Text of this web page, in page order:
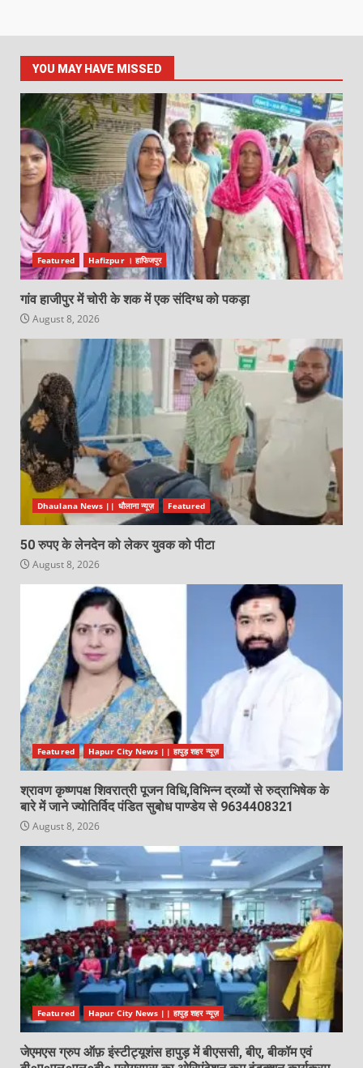
YOU MAY HAVE MISSED
Featured Hafizpur । हाफिजपुर
गांव हाजीपुर में चोरी के शक में एक संदिग्ध को पकड़ा
August 8, 2026
Dhaulana News || धौलाना न्यूज़ Featured
50 रुपए के लेनदेन को लेकर युवक को पीटा
August 8, 2026
Featured Hapur City News || हापुड़ शहर न्यूज़
श्रावण कृष्णपक्ष शिवरात्री पूजन विधि,विभिन्न द्रव्यों से रुद्राभिषेक के
बारे में जाने ज्योतिर्विद पंडित सुबोध पाण्डेय से 9634408321
August 8, 2026
Featured Hapur City News || हापुड़ शहर न्यूज़
जेएमएस ग्रुप ऑफ़ इंस्टीट्यूशंस हापुड़ में बीएससी, बीए, बीकॉम एवं